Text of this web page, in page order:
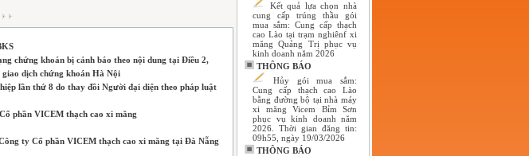
chứng khoán bị cảnh báo theo nội dung tại Điều 2,
dịch chứng khoán Hà Nội
lần thứ 8 do thay đồi Người đại diện theo pháp luật
phần VICEM thạch cao xi măng
ty Cổ phần VICEM thạch cao xi măng tại Đà Nẵng
Kết quả lựa chọn nhà
cung cấp trúng thầu gói
mua sắm: Cung cấp thạch
cao Lào tại trạm nghiênf xi
măng Quảng Trị phục vụ
kinh doanh năm 2026
THÔNG BÁO
Hủy gói mua sắm:
Cung cấp thạch cao Lào
bằng đường bộ tại nhà máy
xi măng Vicem Bỉm Sơn
phục vụ kinh doanh năm
2026. Thời gian đăng tin:
09h55, ngày 19/03/2026
THÔNG BÁO